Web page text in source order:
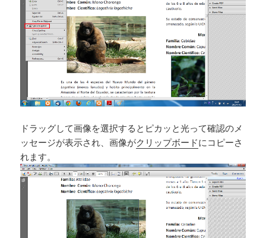
ドラッグして画像を選択するとピカッと光って確認のメ
ッセージが表示され、画像がクリップボードにコピーさ
れます。